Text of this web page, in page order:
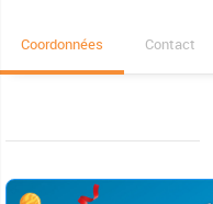
Coordonnées Contact